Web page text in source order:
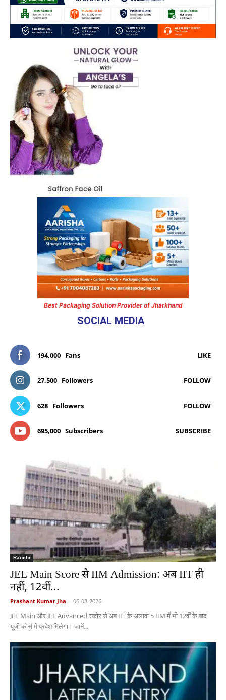
Best Packaging Solution Provider of Jharkhand
SOCIAL MEDIA
194,000 Fans LIKE
27,500 Followers FOLLOW
628 Followers FOLLOW
695,000 Subscribers SUBSCRIBE
Ranchi
JEE Main Score से IIM Admission: अब IIT ही
नहीं, 12वीं...
Prashant Kumar Jha - 06-08-2026
JEE Main और JEE Advanced स्कोर से अब IIT के अलावा 5 IIM में भी 12वीं के बाद
यूजी कोर्स में प्रवेश मिलेगा। जानें...